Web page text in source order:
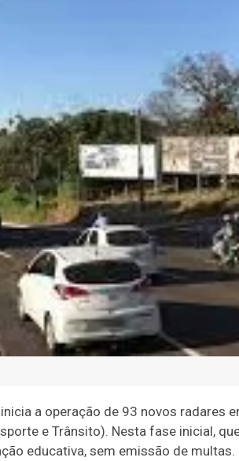
a operação de 93 novos radares
e Trânsito). Nesta fase inicial,
educativa, sem emissão de multas.